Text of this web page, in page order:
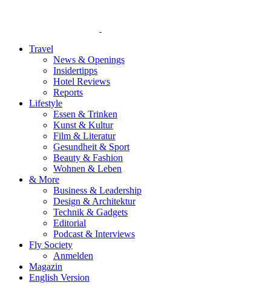
Travel
News & Openings
Insidertipps
Hotel Reviews
Reports
Lifestyle
Essen & Trinken
Kunst & Kultur
Film & Literatur
Gesundheit & Sport
Beauty & Fashion
Wohnen & Leben
& More
Business & Leadership
Design & Architektur
Technik & Gadgets
Editorial
Podcast & Interviews
Fly Society
Anmelden
Magazin
English Version